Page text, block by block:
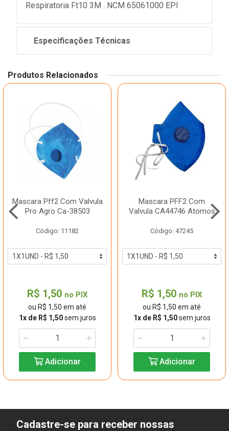
Respiratoria Ft10 3M . NCM 65061000 EPI
Especificações Técnicas
Produtos Relacionados
Mascara Pff2 Com Valvula
Pro Agro Ca-38503
Código: 11182
R$ 1,50 no PIX
ou R$ 1,50 em até
1x de R$ 1,50sem juros
Adicionar
Mascara PFF2 Com
Valvula CA44746 Atomos
Código: 47245
R$ 1,50 no PIX
ou R$ 1,50 em até
1x de R$ 1,50sem juros
Adicionar
Cadastre-se para receber nossas